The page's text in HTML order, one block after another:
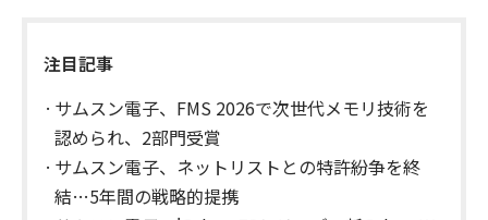
注目記事
サムスン電子、FMS 2026で次世代メモリ技術を
認められ、2部門受賞
サムスン電子、ネットリストとの特許紛争を終
結…5年間の戦略的提携